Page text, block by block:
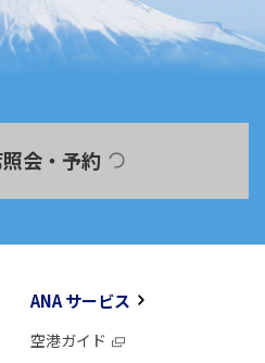
会・予約
ANA サービス
空港ガイド